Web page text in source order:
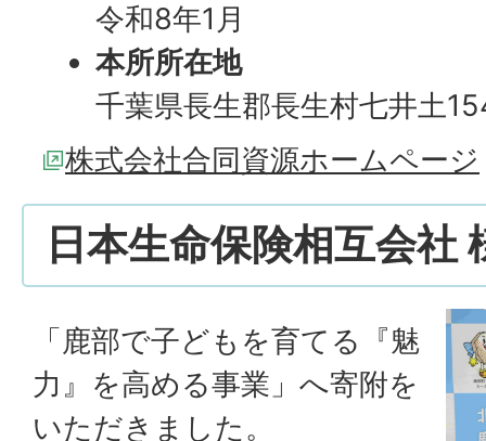
令和8年1月
本所所在地
千葉県長生郡長生村七井土
株式会社合同資源ホームページ
日本生命保険相互会社
「鹿部で子どもを育てる『魅
力』を高める事業」へ寄附を
いただきました。